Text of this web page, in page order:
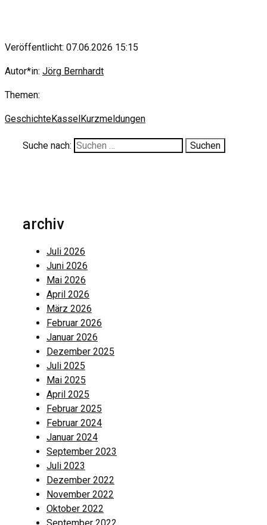
Veröffentlicht: 07.06.2026 15:15
Autor*in: Jörg Bernhardt
Themen:
GeschichteKasselKurzmeldungen
Suche nach:
archiv
Juli 2026
Juni 2026
Mai 2026
April 2026
März 2026
Februar 2026
Januar 2026
Dezember 2025
Juli 2025
Mai 2025
April 2025
Februar 2025
Februar 2024
Januar 2024
September 2023
Juli 2023
Dezember 2022
November 2022
Oktober 2022
September 2022